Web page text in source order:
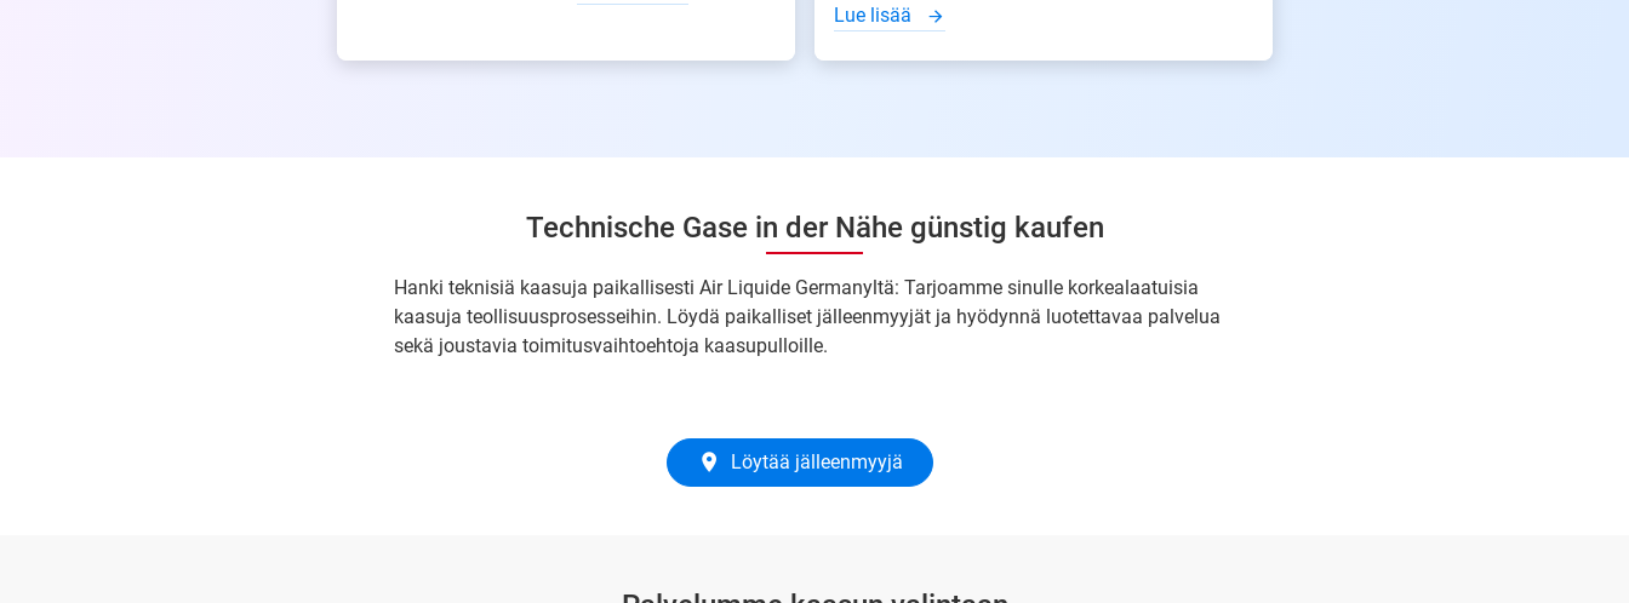
Lue lisää
Technische Gase in der Nähe günstig kaufen
Hanki teknisiä kaasuja paikallisesti Air Liquide Germanyltä: Tarjoamme sinulle korkealaatuisia
kaasuja teollisuusprosesseihin. Löydä paikalliset jälleenmyyjät ja hyödynnä luotettavaa palvelua
sekä joustavia toimitusvaihtoehtoja kaasupulloille.
Löytää jälleenmyyjä